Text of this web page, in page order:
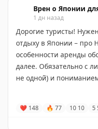
виллы, а ужин
вдохновлен
Shinyu). Плюс тут еще
чаепитие с этажеркой
Номера есть и с
смешанные – когда
(или даже просто
золотого источника.
Врен о Японии
1 дн назад
Дорогие туристы!
отдыху в Японии – про
особенности аренды
далее. Обязательно с
не одной) и
исчерпывающий гид
❤ 148 🔥 77 10 10 5